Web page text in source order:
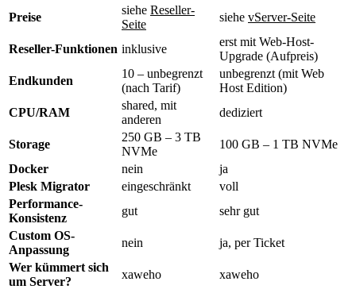
Preise
siehe Reseller-
Seite
siehe vServer-Seite
Reseller-Funktionen inklusive
erst mit Web-Host-
Upgrade (Aufpreis)
Endkunden
10 – unbegrenzt
(nach Tarif)
unbegrenzt (mit Web
Host Edition)
CPU/RAM
shared, mit
anderen
dediziert
Storage
250 GB – 3 TB
NVMe
100 GB – 1 TB NVMe
Docker
nein
ja
Plesk Migrator
eingeschränkt
voll
Performance-
Konsistenz
gut
sehr gut
Custom OS-
Anpassung
nein
ja, per Ticket
Wer kümmert sich
um Server?
xaweho xaweho